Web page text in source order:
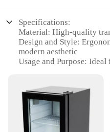
Specifications:
Material: High-quality
Design and Style:
modern aesthetic
Usage and Purpose:
Performance and
ensuring clean cuts
Shape or Size or Weight
various sets, tailored to
Parts and Accessories:
set of glass cutting tools